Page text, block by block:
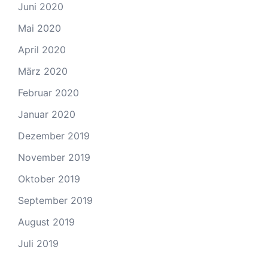
Juni 2020
Mai 2020
April 2020
März 2020
Februar 2020
Januar 2020
Dezember 2019
November 2019
Oktober 2019
September 2019
August 2019
Juli 2019